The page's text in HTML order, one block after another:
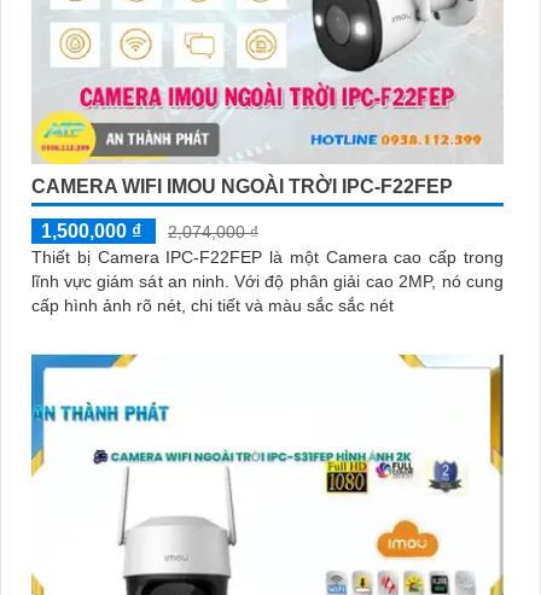
CAMERA WIFI IMOU NGOÀI TRỜI IPC-F22FEP
1,500,000 ₫
2,074,000 ₫
Thiết bị Camera IPC-F22FEP là một Camera cao cấp trong
lĩnh vực giám sát an ninh. Với độ phân giải cao 2MP, nó cung
cấp hình ảnh rõ nét, chi tiết và màu sắc sắc nét